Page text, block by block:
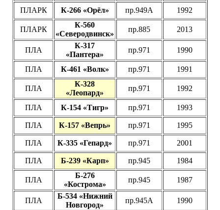
ПЛАРК К-266 «Орёл» пр.949А 1992
ПЛАРК
К-560
«Северодвинск»
пр.885 2013
ПЛА
К-317
«Пантера»
пр.971 1990
ПЛА К-461 «Волк» пр.971 1991
ПЛА
К-328
«Леопард»
пр.971 1992
ПЛА К-154 «Тигр» пр.971 1993
ПЛА К-157 «Вепрь» пр.971 1995
ПЛА К-335 «Гепард» пр.971 2001
ПЛА Б-239 «Карп» пр.945 1984
ПЛА
Б-276
«Кострома»
пр.945 1987
ПЛА
Б-534 «Нижний
Новгород»
пр.945А 1990